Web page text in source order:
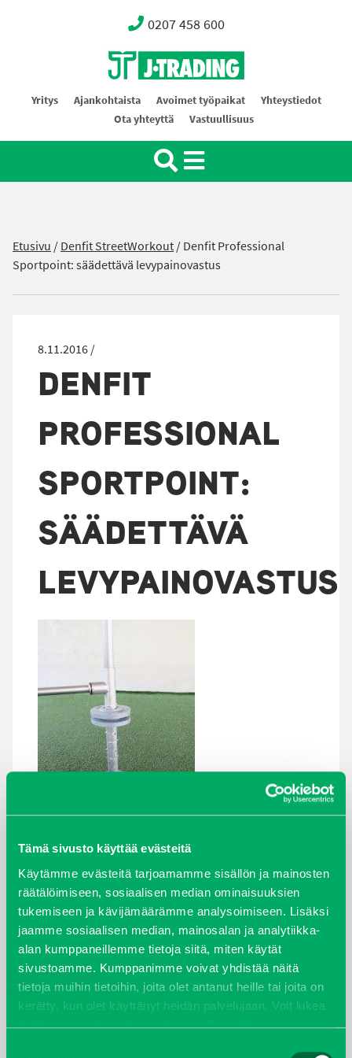
Tämä sivusto käyttää evästeitä
Käytämme evästeitä tarjoamamme sisällön ja mainosten
räätälöimiseen, sosiaalisen median ominaisuuksien
tukemiseen ja kävijämäärämme analysoimiseen. Lisäksi
jaamme sosiaalisen median, mainosalan ja analytiikka-
alan kumppaneillemme tietoja siitä, miten käytät
sivustoamme. Kumppanimme voivat yhdistää näitä
tietoja muihin tietoihin, joita olet antanut heille tai joita on
kerätty, kun olet käyttänyt heidän palvelujaan. Voit lukea
lisää evästeistä sekä muuttaa hyväksyntääsievästeet
0207 458 600
Oy J-Trading Ab
Yritys Ajankohtaista Avoimet työpaikat
Yhteystiedot
Ota yhteyttä
Vastuullisuus
Etusivu /Denfit StreetWorkout/Denfit Professional
Sportpoint: säädettävä levypainovastus
8.11.2016 /
DENFIT
PROFESSIONAL
SPORTPOINT:
SÄÄDETTÄVÄ
LEVYPAINOVASTUS
ARKISTOT
maaliskuu 2026
elokuu 2024
syyskuu 2023